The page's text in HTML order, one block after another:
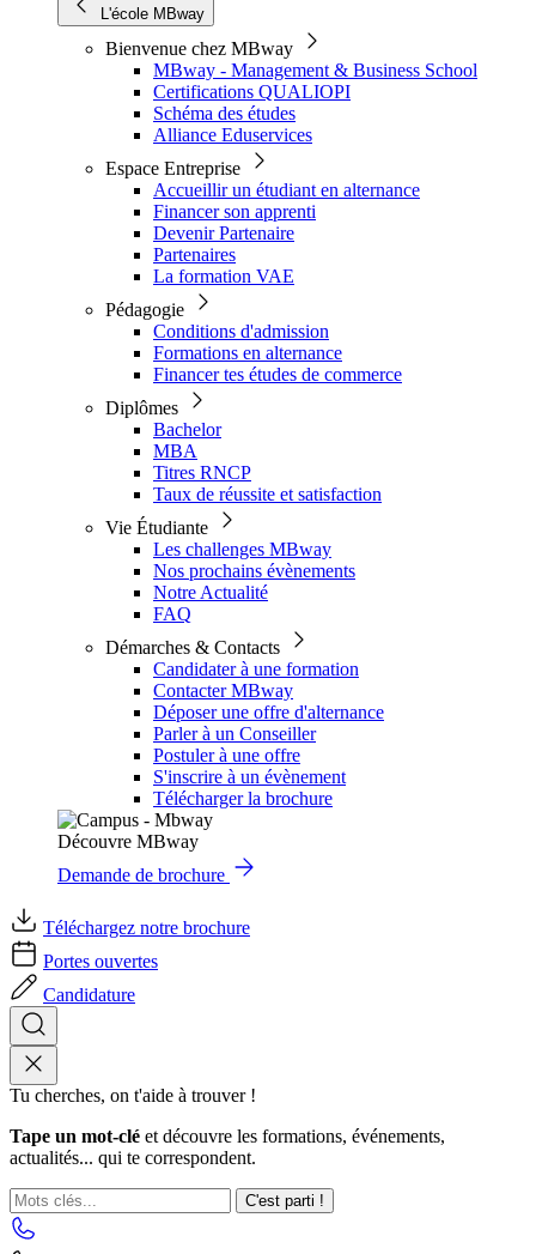
L'école MBway
Bienvenue chez MBway
MBway - Management & Business School
Certifications QUALIOPI
Schéma des études
Alliance Eduservices
Espace Entreprise
Accueillir un étudiant en alternance
Financer son apprenti
Devenir Partenaire
Partenaires
La formation VAE
Pédagogie
Conditions d'admission
Formations en alternance
Financer tes études de commerce
Diplômes
Bachelor
MBA
Titres RNCP
Taux de réussite et satisfaction
Vie Étudiante
Les challenges MBway
Nos prochains évènements
Notre Actualité
FAQ
Démarches & Contacts
Candidater à une formation
Contacter MBway
Déposer une offre d'alternance
Parler à un Conseiller
Postuler à une offre
S'inscrire à un évènement
Télécharger la brochure
Découvre MBway
Demande de brochure
Téléchargez notre brochure
Portes ouvertes
Candidature
Tu cherches, on t'aide à trouver !
Tape un mot-clé et découvre les formations, événements,
actualités... qui te correspondent.
C'est parti !